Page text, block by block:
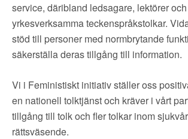
service, däribland ledsagare, lektörer och
yrkesverksamma teckenspråkstolkar.
stöd till personer med normbrytande
säkerställa deras tillgång till information.
Vi i Feministiskt initiativ ställer oss
en nationell tolktjänst och kräver i vårt
tillgång till tolk och fler tolkar inom
rättsväsende.